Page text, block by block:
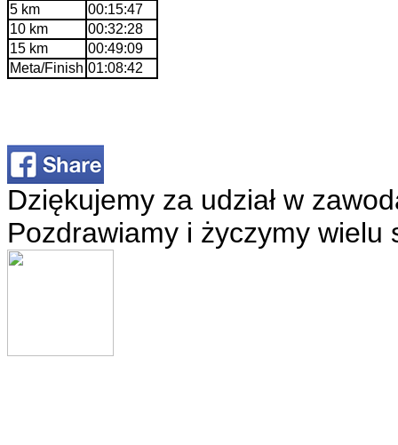
5 km
00:15:47
10 km
00:32:28
15 km
00:49:09
Meta/Finish 01:08:42
Dziękujemy za udział w
Pozdrawiamy i życzymy wielu